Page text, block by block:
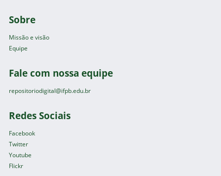
Sobre
Missão e visão
Equipe
Fale com nossa equipe
repositoriodigital@ifpb.edu.br
Redes Sociais
Facebook
Twitter
Youtube
Flickr